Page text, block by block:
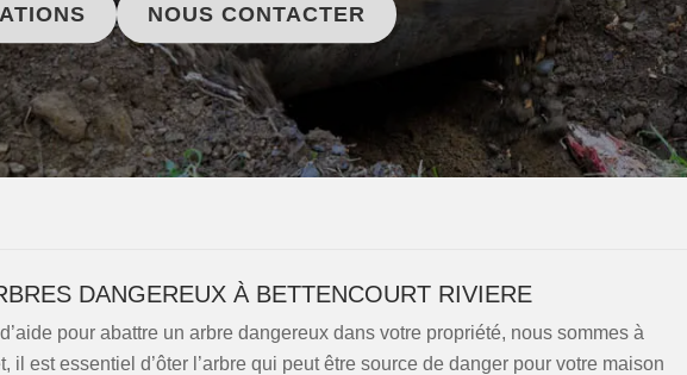
NOUS CONTACTER
DANGEREUX À BETTENCOURT RIVIERE
pour abattre un arbre dangereux dans votre propriété, nous sommes à
il est essentiel d’ôter l’arbre qui peut être source de danger pour votre maison